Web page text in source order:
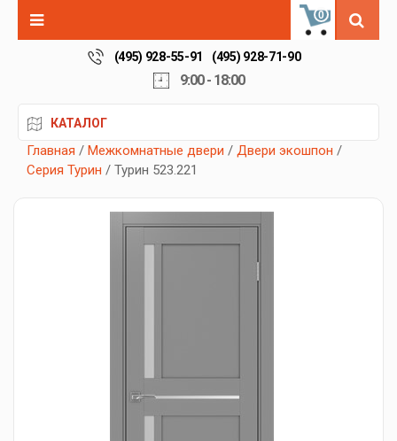
0
(495) 928-55-91 (495) 928-71-90
9:00 - 18:00
КАТАЛОГ
Главная / Межкомнатные двери / Двери экошпон /
Серия Турин / Турин 523.221